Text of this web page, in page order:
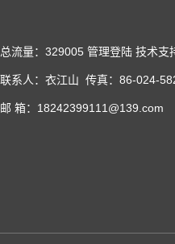
总流量：329005 管理登陆 技术支
联系人：衣江山 传真：86-024-
邮 箱：18242399111@139.com